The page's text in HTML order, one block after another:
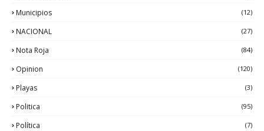
Municipios (12)
NACIONAL (27)
Nota Roja (84)
Opinion (120)
Playas (3)
Politica (95)
Política (7)